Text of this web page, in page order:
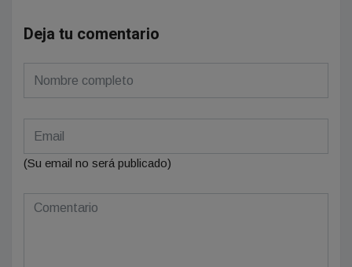
Deja tu comentario
(Su email no será publicado)